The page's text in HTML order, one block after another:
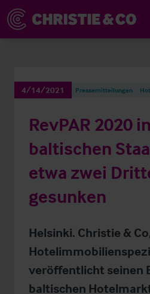
4/14/2021 Pressemitteilungen
RevPAR 2020
baltischen
etwa zwei
gesunken
Helsinki. Christie &
veröffentlicht seinen
baltischen